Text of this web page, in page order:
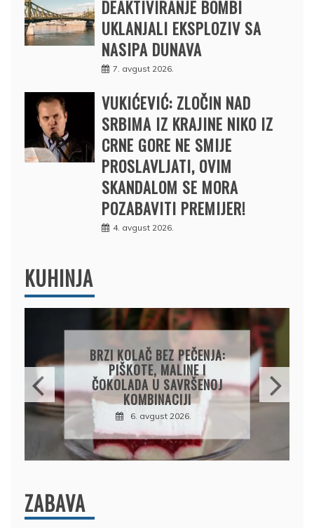
DEAKTIVIRANJE BOMBI
UKLANJALI EKSPLOZIV SA
NASIPA DUNAVA
7. avgust 2026.
VUKIĆEVIĆ: ZLOČIN NAD
SRBIMA IZ KRAJINE NIKO IZ
CRNE GORE NE SMIJE
PROSLAVLJATI, OVIM
SKANDALOM SE MORA
POZABAVITI PREMIJER!
4. avgust 2026.
KUHINJA
PAPRIKE SA MESOM I
PIRINČEM NA KAŠIKU:
SOČAN I JEDNOSTAVAN
RUČAK IZ JEDNE ŠERPE
7. avgust 2026.
ZABAVA